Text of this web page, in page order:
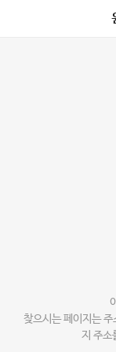
찾으시는 페이지는 주
지 주소